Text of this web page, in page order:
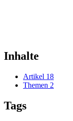
Inhalte
Artikel 18
Themen 2
Tags